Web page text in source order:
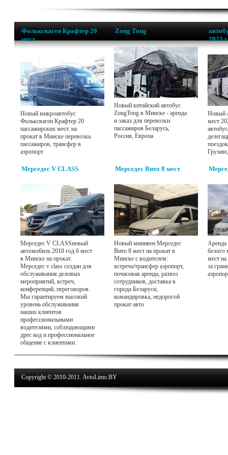
Фольксваген Крафтер 20
мест
Новый микроавтобус
Фольксваген Крафтер 20
пассажирских мест. на
прокат в Минске перевозка
пассажиров, трансфер в
аэропорт
Zong Tong
Новый китайский автобус
ZongTong в Минске - аренда
и заказ для перевозки
пассажиров Беларусь,
Россия, Европа
2023
Новый
мест
Мерседес V CLASS
Мерседес V CLASSновый
автомобиль 2018 год 6 мест
в Минске на прокат.
Мерседес v class создан для
обслуживания деловых
мероприятий, встреч,
конференций, переговоров.
Мы гарантируем высокий
уровень обслуживания
наших клиентов
профессиональными
водителями, соблюдающими
дрес код и профессиональное
общение с клиентами.
Мерседес Вито 8 мест
Новый минивен Мерседес
Вито 8 мест на прокат в
Минске с водителем:
встреча/трансфер аэропорт,
почасовая аренда, развоз
сотрудников, доставка в
города Беларуси,
командировка, недорогой
прокат авто
Аренда
белого
мест на
за
Copyright © 2010-2011. AvtoLimo.BY